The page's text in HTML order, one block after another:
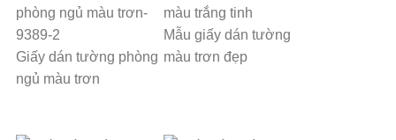
Giấy dán tường phòng
ngủ màu trơn
Mẫu giấy dán tường
màu trơn đẹp